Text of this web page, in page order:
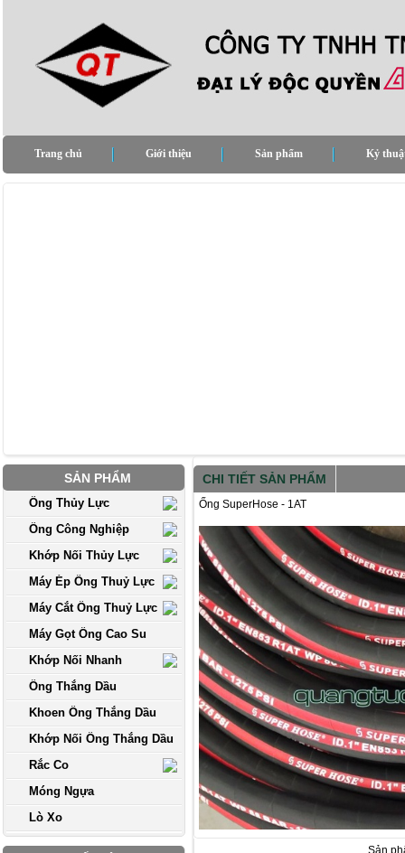
Trang chủ Giới thiệu Sản phẩm Kỷ
SẢN PHẨM
Ống Thủy Lực
Ống Công Nghiệp
Khớp Nối Thủy Lực
Máy Ép Ống Thuỷ Lực
Máy Cắt Ống Thuỷ Lực
Máy Gọt Ống Cao Su
Khớp Nối Nhanh
Ống Thắng Dầu
Khoen Ống Thắng Dầu
Khớp Nối Ống Thắng Dầu
Rắc Co
Móng Ngựa
Lò Xo
CHI TIẾT SẢN PHẨM
Ống SuperHose - 1AT
Sản